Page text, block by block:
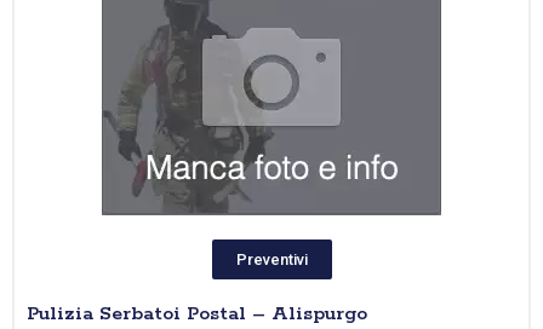
Preventivi
Pulizia Serbatoi Postal – Alispurgo